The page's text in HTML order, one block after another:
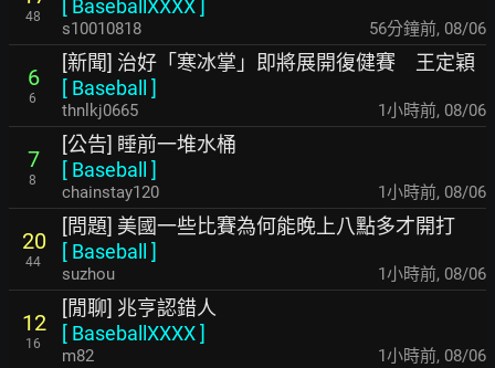
48
[ BaseballXXXX]
s10010818 57分鐘前, 08/06
6
6
[新聞] 治好「寒冰掌」即將展開復健賽 王定穎
[ Baseball ]
thnlkj0665 1小時前, 08/06
7
8
[公告] 睡前一堆水桶
[ Baseball ]
chainstay120 1小時前, 08/06
20
44
[問題] 美國一些比賽為何能晚上八點多才開打
[ Baseball ]
suzhou 1小時前, 08/06
12
16
[閒聊] 兆亨認錯人
[ BaseballXXXX]
m82 1小時前, 08/06